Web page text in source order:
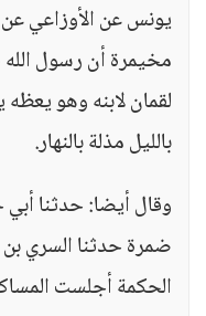
يونس عن الأوزاعي
مخيمرة أن رسول
لقمان لابنه وهو يعظه
بالليل مذلة بالنهار.
وقال أيضا: حدثنا
ضمرة حدثنا السري بن
الحكمة أجلست